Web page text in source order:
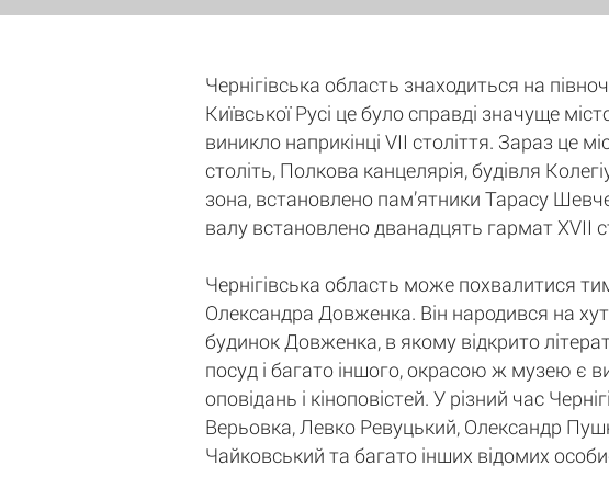
Чернігівська область знаходиться на
Київської Русі це було справді значуще
виникло наприкінці VII століття. Зараз це
століть, Полкова канцелярія, будівля
зона, встановлено пам’ятники Тарасу
валу встановлено дванадцять гармат XVII
Чернігівська область може похвалитися
Олександра Довженка. Він народився на
будинок Довженка, в якому відкрито
посуд і багато іншого, окрасою ж музею є
оповідань і кіноповістей. У різний час
Верьовка, Левко Ревуцький, Олександр
Чайковський та багато інших відомих